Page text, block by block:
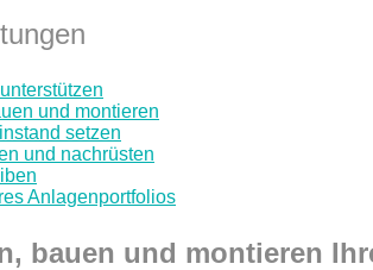
und montieren
setzen
und nachrüsten
Anlagenportfolios
bauen und montieren